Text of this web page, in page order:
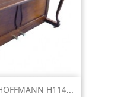
H114...